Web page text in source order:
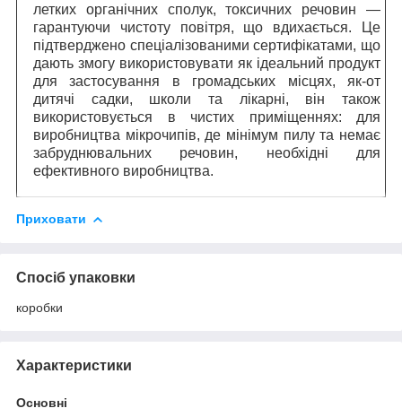
летких органічних сполук, токсичних речовин —
гарантуючи чистоту повітря, що вдихається. Це
підтверджено спеціалізованими сертифікатами, що
дають змогу використовувати як ідеальний продукт
для застосування в громадських місцях, як-от
дитячі садки, школи та лікарні, він також
використовується в чистих приміщеннях: для
виробництва мікрочипів, де мінімум пилу та немає
забруднювальних речовин, необхідні для
ефективного виробництва.
Приховати
Спосіб упаковки
коробки
Характеристики
Основні